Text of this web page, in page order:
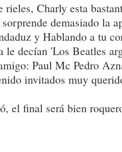
rieles, Charly esta
demasiado la
y Hablando a tu
le decían 'Los Beatles
Paul Mc Pedro
invitados muy
el final será bien